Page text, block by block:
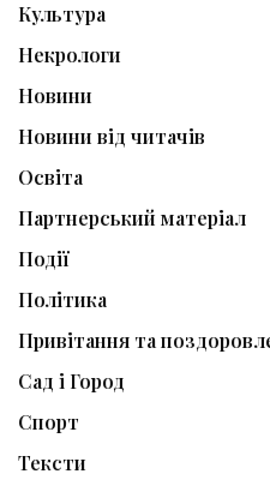
Культура
Некрологи
Новини
Новини від читачів
Освіта
Партнерський матеріал
Події
Політика
Привітання та
Сад і Город
Спорт
Тексти